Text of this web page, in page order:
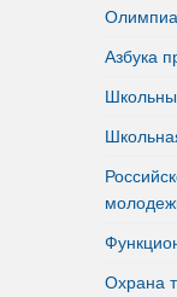
Азбука
Охрана